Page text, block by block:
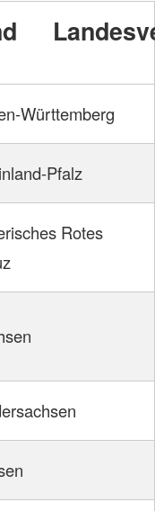
Württemberg
Pfalz
Rotes